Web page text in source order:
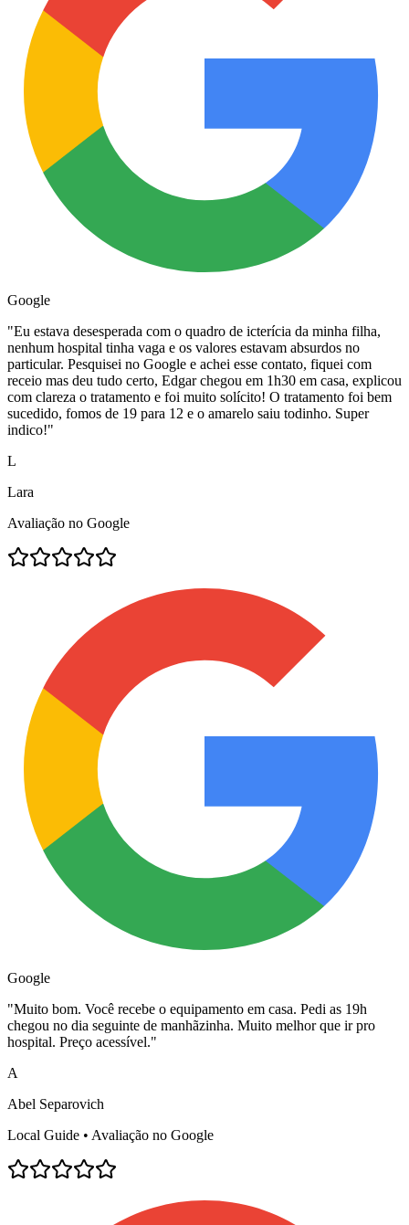
Google
"Eu estava desesperada com o quadro de icterícia da minha filha,
nenhum hospital tinha vaga e os valores estavam absurdos no
particular. Pesquisei no Google e achei esse contato, fiquei com
receio mas deu tudo certo, Edgar chegou em 1h30 em casa, explicou
com clareza o tratamento e foi muito solícito! O tratamento foi bem
sucedido, fomos de 19 para 12 e o amarelo saiu todinho. Super
indico!"
L
Lara
Avaliação no Google
Google
"Muito bom. Você recebe o equipamento em casa. Pedi as 19h
chegou no dia seguinte de manhãzinha. Muito melhor que ir pro
hospital. Preço acessível."
A
Abel Separovich
Local Guide • Avaliação no Google